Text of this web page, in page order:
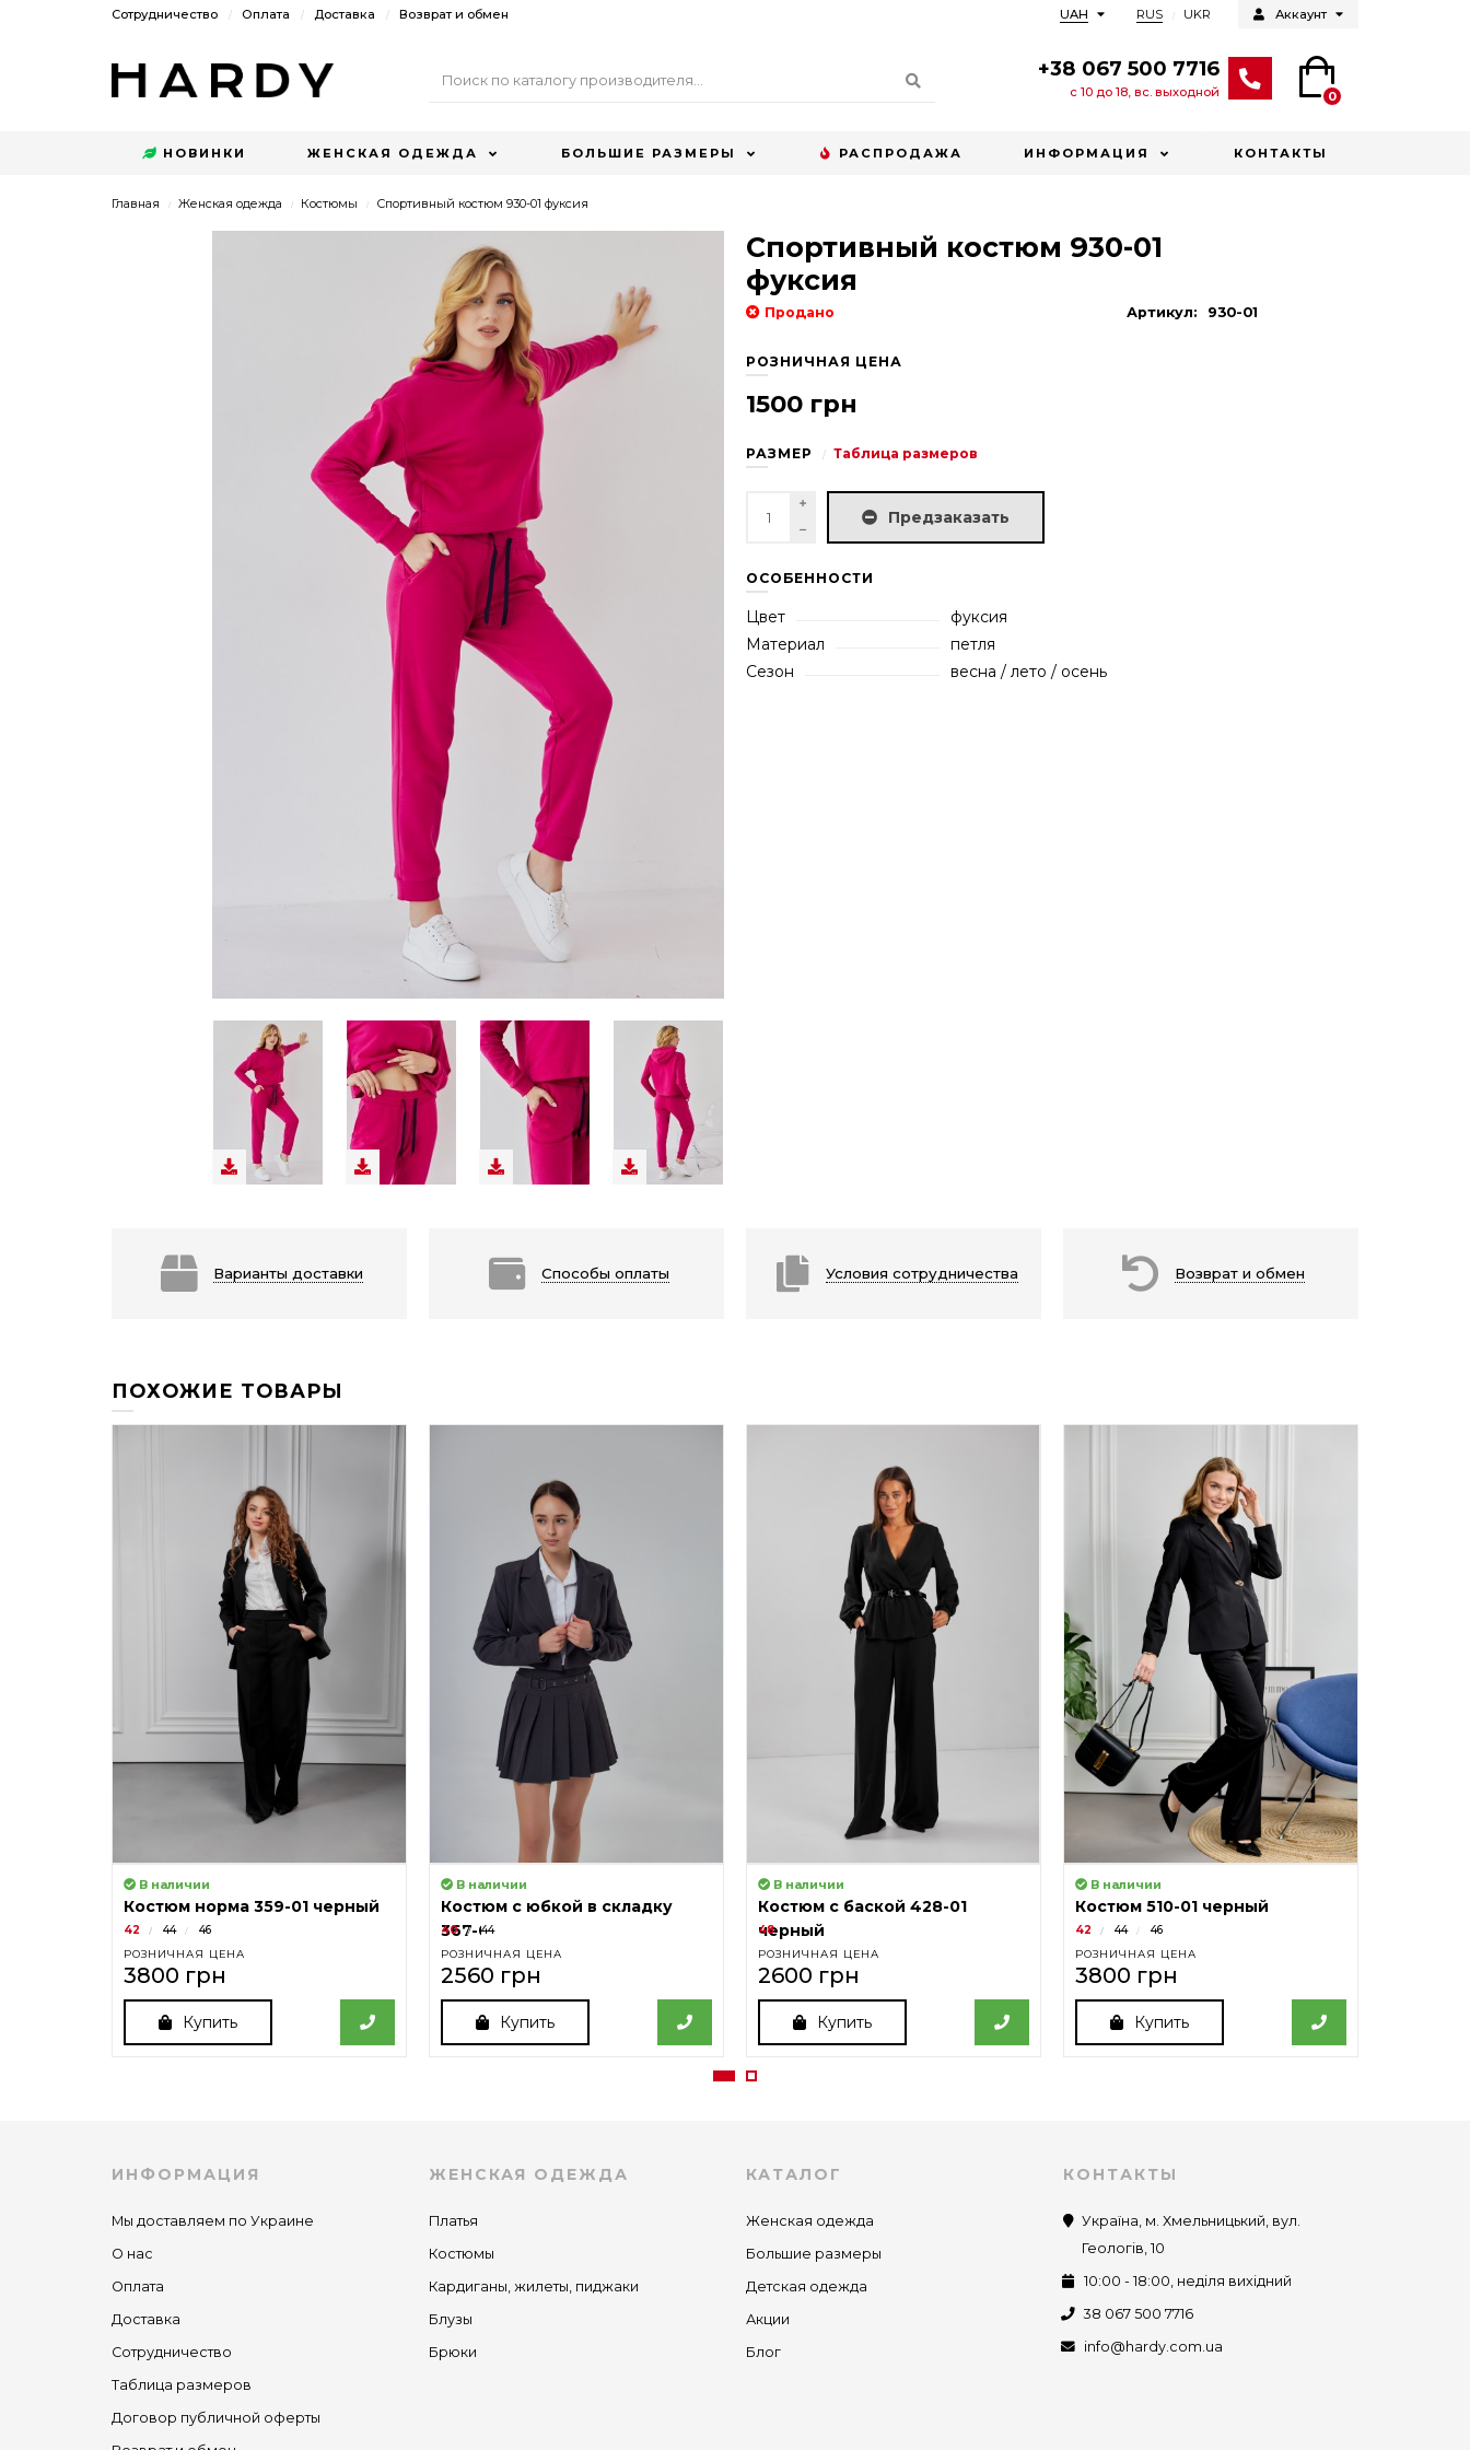
Аккаунт
RUS UKR
UAH
Сотрудничество Оплата Доставка Возврат и обмен
+38 067 500 7716
с 10 до 18, вс. выходной 0
НОВИНКИ ЖЕНСКАЯ ОДЕЖДА БОЛЬШИЕ РАЗМЕРЫ РАСПРОДАЖА ИНФОРМАЦИЯ КОНТАКТЫ
Главная Женская одежда Костюмы Спортивный костюм 930-01 фуксия
Спортивный костюм 930-01
фуксия
Продано Артикул: 930-01
РОЗНИЧНАЯ ЦЕНА
1500 грн
РАЗМЕР Таблица размеров
Предзаказать
ОСОБЕННОСТИ
Цвет
фуксия
Материал
петля
Сезон
весна / лето / осень
Варианты доставки Способы оплаты Условия сотрудничества Возврат и обмен
ПОХОЖИЕ ТОВАРЫ
В наличии
Костюм норма 359-01 черный
42 44 46
РОЗНИЧНАЯ ЦЕНА
3800 грн
Купить
В наличии
Костюм с юбкой в складку
367-03
40 44
РОЗНИЧНАЯ ЦЕНА
2560 грн
Купить
В наличии
Костюм с баской 428-01
черный
48
РОЗНИЧНАЯ ЦЕНА
2600 грн
Купить
В наличии
Костюм 510-01 черный
42 44 46
РОЗНИЧНАЯ ЦЕНА
3800 грн
Купить
ИНФОРМАЦИЯ
Мы доставляем по Украине
О нас
Оплата
Доставка
Сотрудничество
Таблица размеров
Договор публичной оферты
ЖЕНСКАЯ ОДЕЖДА
Платья
Костюмы
Кардиганы, жилеты, пиджаки
Блузы
Брюки
КАТАЛОГ
Женская одежда
Большие размеры
Детская одежда
Акции
Блог
КОНТАКТЫ
Україна, м. Хмельницький, вул.
Геологів, 10
10:00 - 18:00, неділя вихідний
38 067 500 7716
info@hardy.com.ua